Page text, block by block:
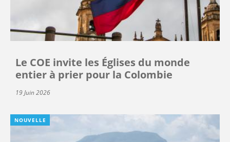
Le COE invite les Églises du monde
entier à prier pour la Colombie
19 Juin 2026
NOUVELLE